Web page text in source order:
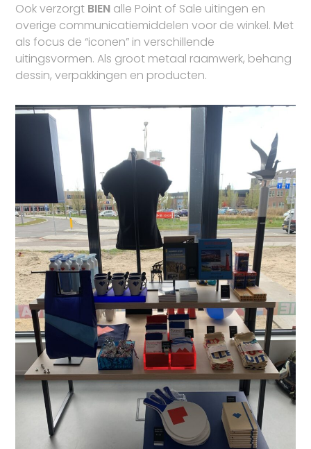
Ook verzorgt BIEN alle Point of Sale uitingen en
overige communicatiemiddelen voor de winkel. Met
als focus de “iconen” in verschillende
uitingsvormen. Als groot metaal raamwerk, behang
dessin, verpakkingen en producten.